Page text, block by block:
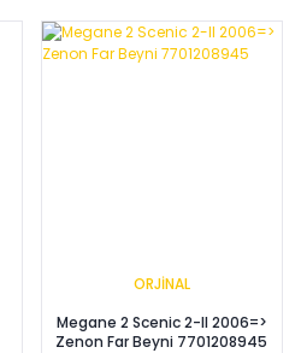
ORJİNAL
Megane 2 Scenic 2-II 2006=>
Zenon Far Beyni 7701208945